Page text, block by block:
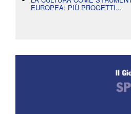
EUROPEA: PIÙ PROGETTI...